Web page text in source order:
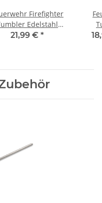
Firefighter
Edelstahl
Trinkflasche inkl
21,99 € *